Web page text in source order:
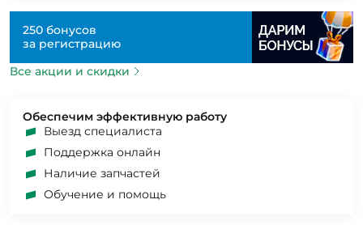
250 бонусов
за регистрацию
Все акции и скидки
Обеспечим эффективную работу
Выезд специалиста
Поддержка онлайн
Наличие запчастей
Обучение и помощь